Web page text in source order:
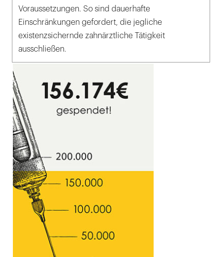
Voraussetzungen. So sind dauerhafte
Einschränkungen gefordert, die jegliche
existenzsichernde zahnärztliche Tätigkeit
ausschließen.